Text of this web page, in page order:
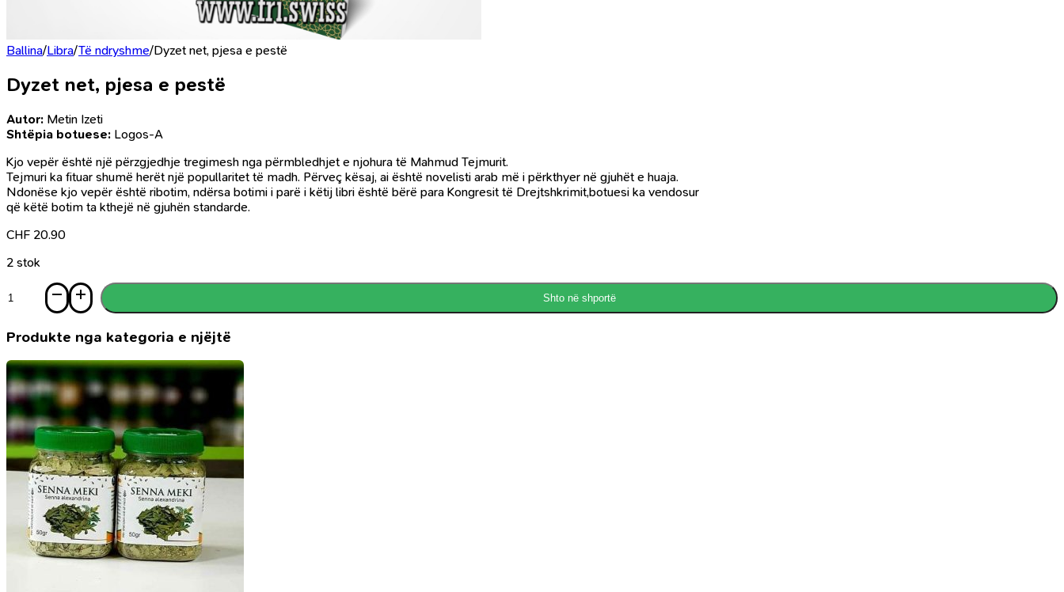
Ballina/Libra/Të ndryshme/Dyzet net, pjesa e pestë
Dyzet net, pjesa e pestë
Autor: Metin Izeti
Shtëpia botuese: Logos-A
Kjo vepër është një përzgjedhje tregimesh nga përmbledhjet e njohura të Mahmud Tejmurit.
Tejmuri ka fituar shumë herët një popullaritet të madh. Përveç kësaj, ai është novelisti arab më i përkthyer në gjuhët e huaja.
Ndonëse kjo vepër është ribotim, ndërsa botimi i parë i këtij libri është bërë para Kongresit të Drejtshkrimit,botuesi ka vendosur
që këtë botim ta kthejë në gjuhën standarde.
CHF 20.90
2 stok
Dyzet
pjesa
pestë
Shto në shportë
Produkte nga kategoria e njëjtë